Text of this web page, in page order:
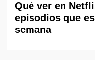
Qué ver en
episodios que
semana